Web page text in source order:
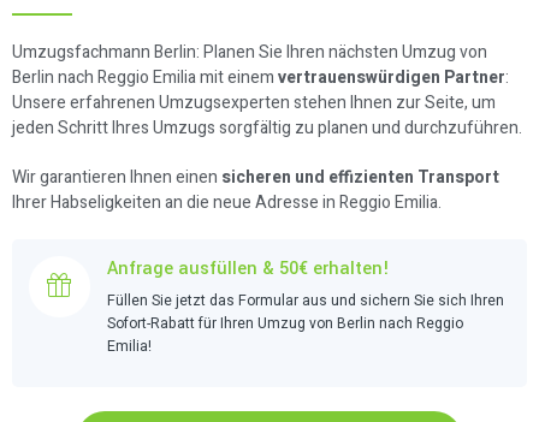
Umzugsfachmann Berlin: Planen Sie Ihren nächsten Umzug von
Berlin nach Reggio Emilia mit einemvertrauenswürdigen Partner:
Unsere erfahrenen Umzugsexperten stehen Ihnen zur Seite, um
jeden Schritt Ihres Umzugs sorgfältig zu planen und durchzuführen.
Wir garantieren Ihnen einen sicheren und effizienten Transport
Ihrer Habseligkeiten an die neue Adresse in Reggio Emilia.
Anfrage ausfüllen & 50€ erhalten!
Füllen Sie jetzt das Formular aus und sichern Sie sich Ihren
Sofort-Rabatt für Ihren Umzug von Berlin nach Reggio
Emilia!